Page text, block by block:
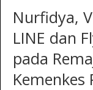
Nurfidya,
LINE dan
pada
Kemenkes